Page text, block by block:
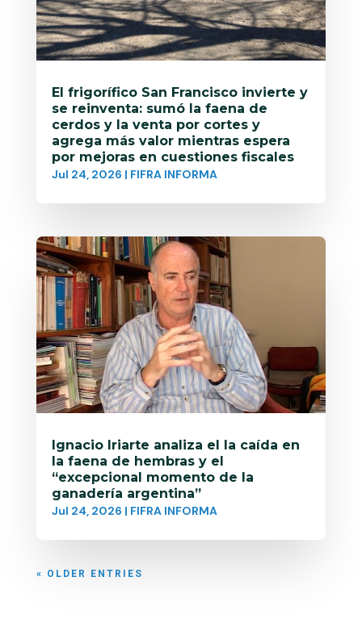
El frigorífico San Francisco invierte y
se reinventa: sumó la faena de
cerdos y la venta por cortes y
agrega más valor mientras espera
por mejoras en cuestiones fiscales
Jul 24, 2026 | FIFRA INFORMA
Ignacio Iriarte analiza el la caída en
la faena de hembras y el
“excepcional momento de la
ganadería argentina”
Jul 24, 2026 | FIFRA INFORMA
« OLDER ENTRIES